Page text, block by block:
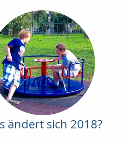
ändert sich 2018?